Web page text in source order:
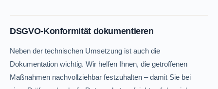
DSGVO-Konformität dokumentieren
Neben der technischen Umsetzung ist auch die
Dokumentation wichtig. Wir helfen Ihnen, die getroffenen
Maßnahmen nachvollziehbar festzuhalten – damit Sie bei